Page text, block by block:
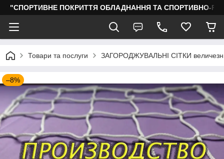
"СПОРТИВНЕ ПОКРИТТЯ ОБЛАДНАННЯ ТА СПОРТИВНО-
Товари та послуги ЗАГОРОДЖУВАЛЬНІ СІТКИ
–8%